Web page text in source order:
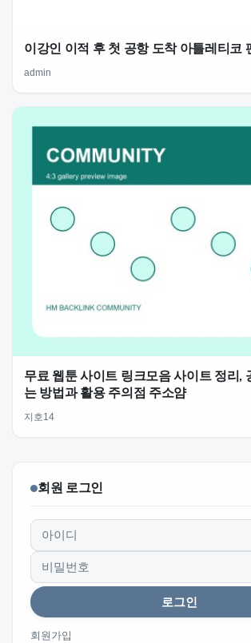
이강인 이적 후 첫 공항 도착 아틀레티코
admin
무료 웹툰 사이트 링크모음 사이트 정리,
는 방법과 활용 주의점 주소얌
지호14
회원 로그인
아이디
비밀번호
로그인
회원가입